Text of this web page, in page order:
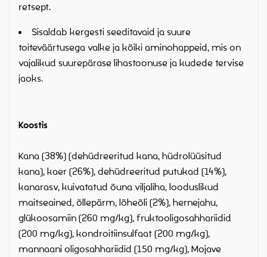
retsept.
Sisaldab kergesti seeditavaid ja suure
toiteväärtusega valke ja kõiki aminohappeid, mis on
vajalikud suurepärase lihastoonuse ja kudede tervise
jaoks.
Koostis
Kana (38%) (dehüdreeritud kana, hüdrolüüsitud
kana), kaer (26%), dehüdreeritud putukad (14%),
kanarasv, kuivatatud õuna viljaliha, looduslikud
maitseained, õllepärm, lõheõli (2%), hernejahu,
glükoosamiin (260 mg/kg), fruktooligosahhariidid
(200 mg/kg), kondroitiinsulfaat (200 mg/kg),
mannaani oligosahhariidid (150 mg/kg), Mojave